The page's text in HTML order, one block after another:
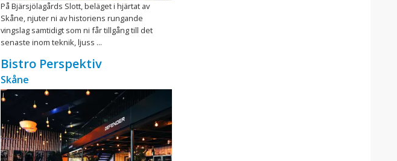
På Bjärsjölagårds Slott, beläget i hjärtat av
Skåne, njuter ni av historiens rungande
vingslag samtidigt som ni får tillgång till det
senaste inom teknik, ljuss ...
Bistro Perspektiv
Skåne